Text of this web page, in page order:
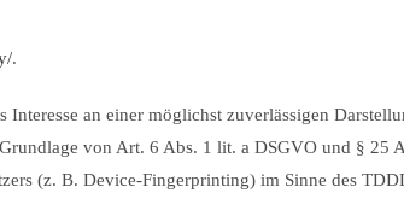
.
an einer möglichst zuverlässigen
von Art. 6 Abs. 1 lit. a DSGVO und § 25
(z. B. Device-Fingerprinting) im Sinne des